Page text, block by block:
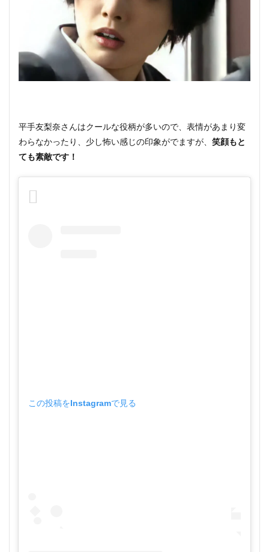
平手友梨奈さんはクールな役柄が多いので、表情があまり変
わらなかったり、少し怖い感じの印象がでますが、 笑顔もと
ても素敵です！
この投稿をInstagramで見る